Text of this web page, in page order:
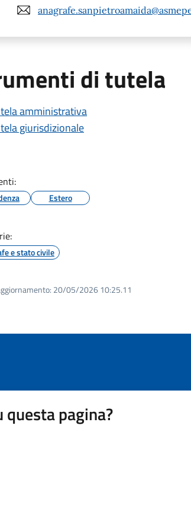
di tutela
amministrativa
giurisdizionale
Estero
e stato civile
20/05/2026 10:25.11
pagina?